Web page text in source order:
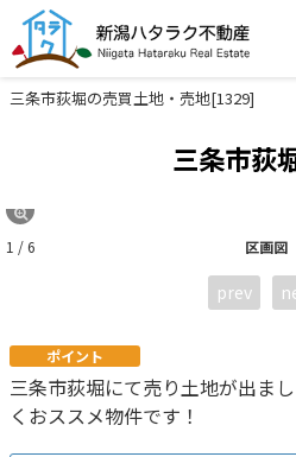
三条市荻堀の売買土地・売地[1329]
三条市荻
区画図
1 / 6
prev
ポイント
三条市荻堀にて売り土地が出ま
くおススメ物件です！